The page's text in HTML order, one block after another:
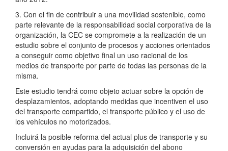
3. Con el fin de contribuir a una movilidad sostenible, como
parte relevante de la responsabilidad social corporativa de la
organización, la CEC se compromete a la realización de un
estudio sobre el conjunto de procesos y acciones orientados
a conseguir como objetivo final un uso racional de los
medios de transporte por parte de todas las personas de la
misma.
Este estudio tendrá como objeto actuar sobre la opción de
desplazamientos, adoptando medidas que incentiven el uso
del transporte compartido, el transporte público y el uso de
los vehículos no motorizados.
Incluirá la posible reforma del actual plus de transporte y su
conversión en ayudas para la adquisición del abono